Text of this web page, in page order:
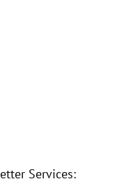
Services: